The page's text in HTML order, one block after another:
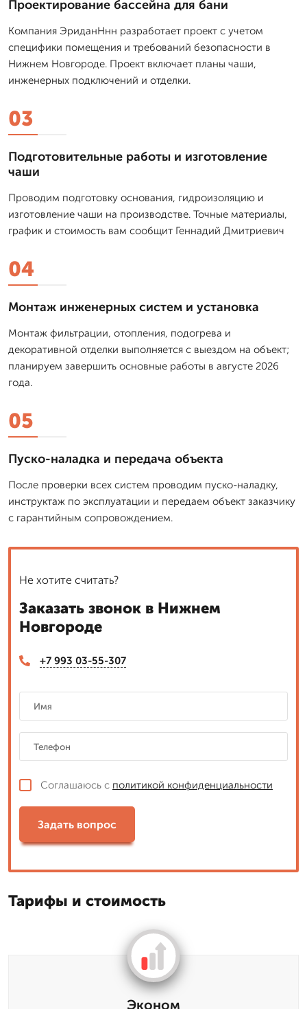
Проектирование бассейна для бани
Компания ЭриданНнн разработает проект с учетом
специфики помещения и требований безопасности в
Нижнем Новгороде. Проект включает планы чаши,
инженерных подключений и отделки.
03
Подготовительные работы и изготовление
чаши
Проводим подготовку основания, гидроизоляцию и
изготовление чаши на производстве. Точные материалы,
график и стоимость вам сообщит Геннадий Дмитриевич
04
Монтаж инженерных систем и установка
Монтаж фильтрации, отопления, подогрева и
декоративной отделки выполняется с выездом на объект;
планируем завершить основные работы в августе 2026
года.
05
Пуско-наладка и передача объекта
После проверки всех систем проводим пуско-наладку,
инструктаж по эксплуатации и передаем объект заказчику
с гарантийным сопровождением.
Не хотите считать?
Заказать звонок в Нижнем
Новгороде
+7 993 03-55-307
Соглашаюсь с политикой конфиденциальности
Задать вопрос
Тарифы и стоимость
Эконом